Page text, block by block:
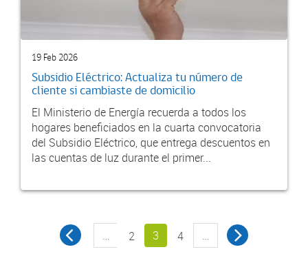
19 Feb 2026
Subsidio Eléctrico: Actualiza tu número de
cliente si cambiaste de domicilio
El Ministerio de Energía recuerda a todos los
hogares beneficiados en la cuarta convocatoria
del Subsidio Eléctrico, que entrega descuentos en
las cuentas de luz durante el primer...
… 2 3 4 …